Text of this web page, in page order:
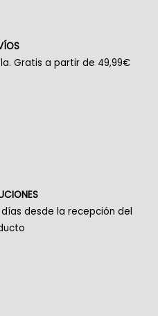
Gratis a partir de 49,99€
desde la recepción del